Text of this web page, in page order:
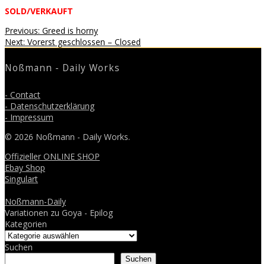
SOLD/VERKAUFT
Beitragsnavigation
Previous: Previous
post:
Greed is horny
Next: Next
Vorerst geschlossen – Closed
Noßmann - Daily Works
- Contact
- Datenschutzerklärung
- Impressum
© 2026 Noßmann - Daily Works.
Offizieller ONLINE SHOP
Ebay Shop
Singulart
Noßmann-Daily
Variationen zu Goya - Epilog
Kategorien
Suchen
Suchen